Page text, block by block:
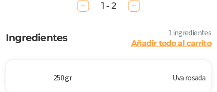
1 - 2
Ingredientes 1 ingredientes
Añadir todo al carrito
250 gr Uva rosada